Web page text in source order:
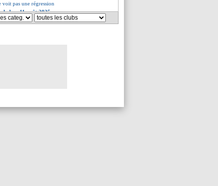
voit pas une régression
du lun. 11 août 2025
du dim. 10 août 2025